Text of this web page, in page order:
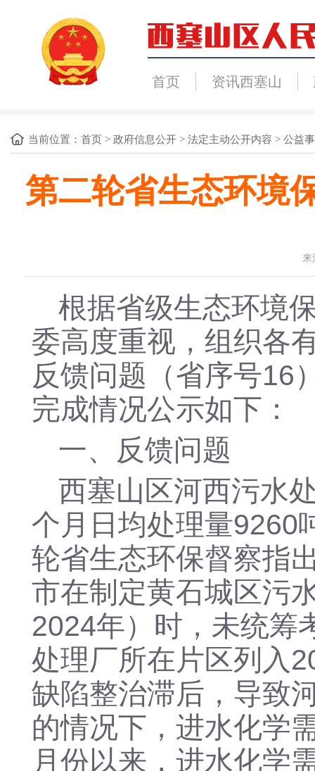
首页 资讯西塞山
当前位置： 首页 > 政府信息公开 > 法定主动公开内容 > 公益
第二轮省生态环境
来
根据省级生态环境
委高度重视，组织各
反馈问题（省序号16
完成情况公示如下：
一、
反馈问题
西塞山区河西污水
个月日均处理量9260
轮省生态环保督察指
市在制定黄石城区污
2024年）时，未统筹
处理厂所在片区列入
缺陷整治滞后，导致
的情况下，进水化学
月份以来，进水化学